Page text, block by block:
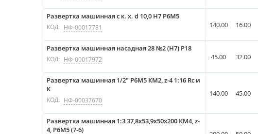
Развертка машинная с к. х. d 10,0 Н7 Р6М5
КОД: НФ-00017781 140.00 16.00
Развертка машинная насадная 28 №2 (Н7) Р18
КОД: НФ-00017972 45.00 32.00
Развертка машинная 1/2" Р6M5 КМ2, z-4 1:16 Rc и
К
КОД: НФ-00037670
140.00 45.00
Развертка машинная 1:3 37,8x53,9x50x200 КМ4, z-
4, P6M5 (7-6)